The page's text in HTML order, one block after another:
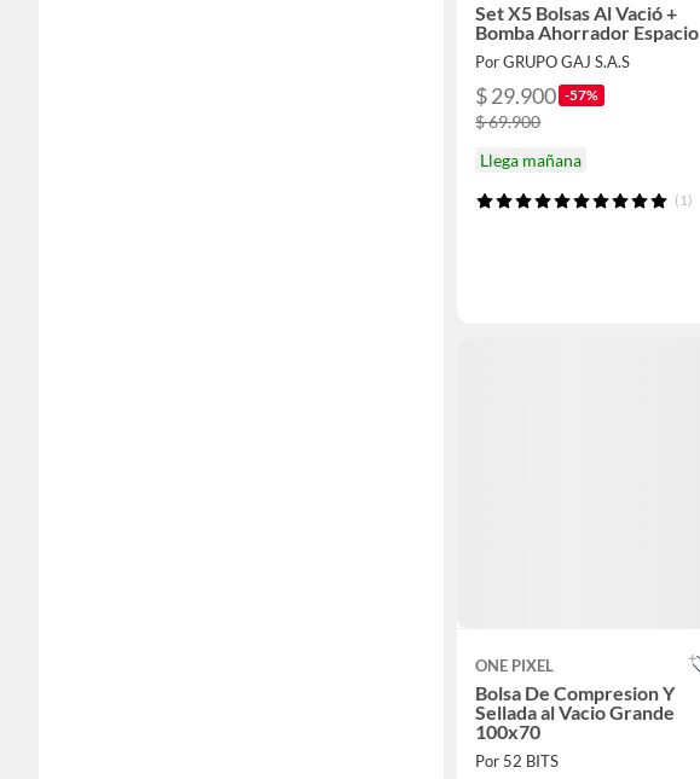
Set X5 Bolsas Al Vació +
Bomba Ahorrador Espacio
Por GRUPO GAJ S.A.S
$ 29.900 -57%
$ 69.900
Llega mañana
(1)
ONE PIXEL
Bolsa De Compresion Y
Sellada al Vacio Grande
100x70
Por 52 BITS